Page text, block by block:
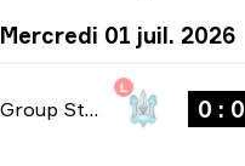
Mercredi 01 juil. 2026
Group Stage -bo1
L
0 : 0